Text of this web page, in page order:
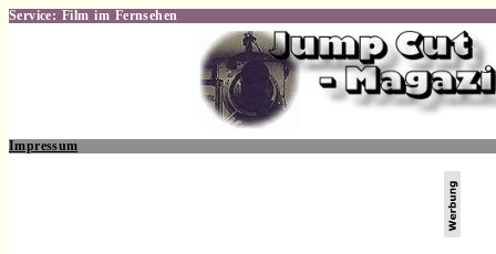
Service: Film im Fernsehen
Impressum